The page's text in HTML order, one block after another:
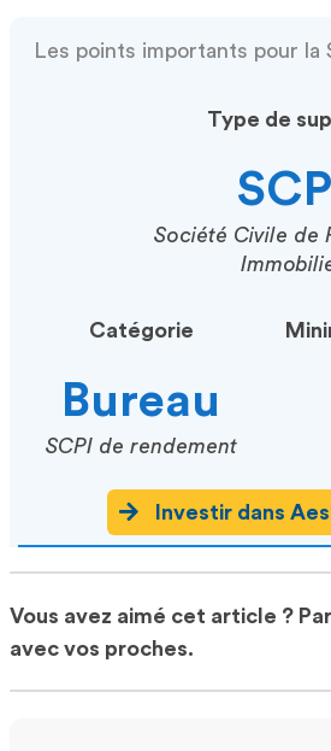
Les points importants pour la
Type de
SCPI
Société Civile de
Catégorie
Bureau
SCPI de rendement
Investir dans
Vous avez aimé cet article ?
avec vos proches.